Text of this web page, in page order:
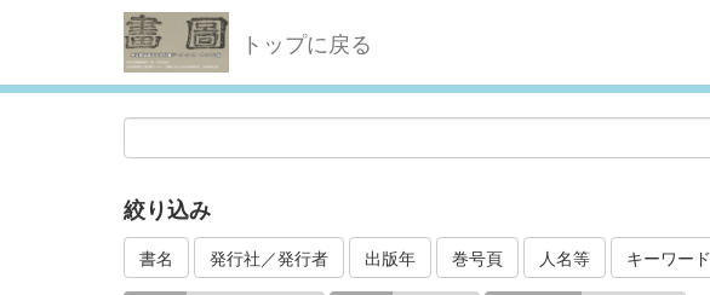
トップに戻る
絞り込み
書名 発行社／発行者 出版年 巻号頁 人名等 キーワード